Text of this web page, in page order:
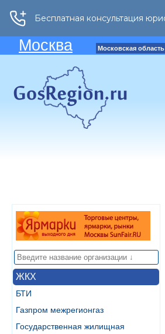
Москва Московская область
ЖКХ
БТИ
Газпром межрегионгаз
Государственная жилищная